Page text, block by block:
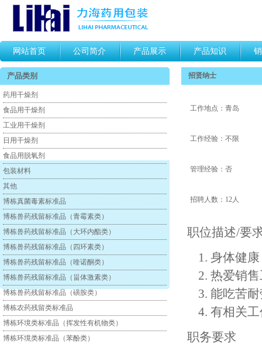
网站首页 公司简介 产品展示 产品知识
产品类别
药用干燥剂
食品用干燥剂
工业用干燥剂
日用干燥剂
食品用脱氧剂
包装材料
其他
博栋真菌毒素标准品
博栋兽药残留标准品（青霉素类）
博栋兽药残留标准品（大环内酯类）
博栋兽药残留标准品（四环素类）
博栋兽药残留标准品（喹诺酮类）
博栋兽药残留标准品（甾体激素类）
博栋兽药残留标准品（磺胺类）
博栋农药残留类标准品
博栋环境类标准品（挥发性有机物类）
博栋环境类标准品（苯酚类）
招贤纳士
工作地点：青岛
工作经验：不限
管理经验：否
招聘人数：12人
职位描述/要
身体健
热爱销
能吃苦
有相关
职务要求